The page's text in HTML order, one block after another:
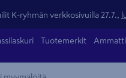
K-ryhmän verkkosivuilla 27.7.,
Tuotemerkit